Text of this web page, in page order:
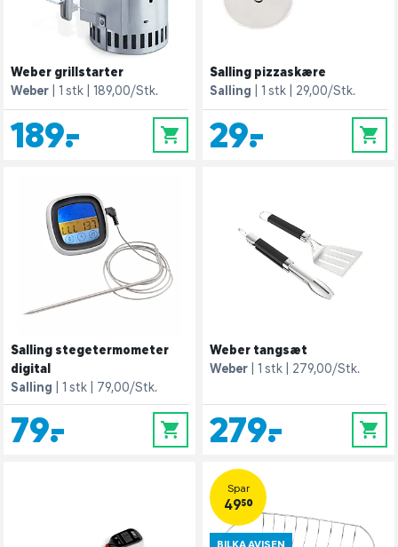
Weber grillstarter
Weber
1 stk 189,00/Stk.
189,- 0
Salling pizzaskære
Salling
1 stk 29,00/Stk.
29,- 0
Salling stegetermometer
digital
Salling
1 stk 79,00/Stk.
79,- 0
Weber tangsæt
Weber
1 stk 279,00/Stk.
279,- 0
Spar
49,50
BILKA AVISEN